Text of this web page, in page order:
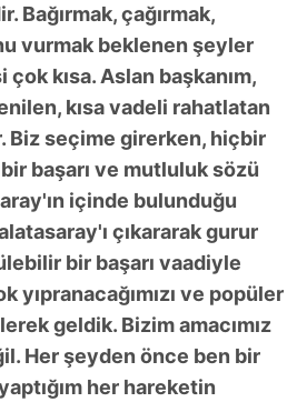
Bağırmak, çağırmak,
vurmak beklenen şeyler
çok kısa. Aslan başkanım,
kısa vadeli rahatlatan
Biz seçime girerken, hiçbir
başarı ve mutluluk sözü
içinde bulunduğu
çıkararak gurur
bir başarı vaadiyle
yıpranacağımızı ve popüler
geldik. Bizim amacımız
Her şeyden önce ben bir
her hareketin